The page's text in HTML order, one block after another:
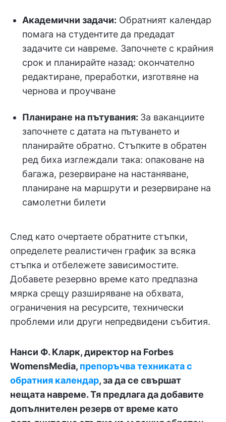
Академични задачи: Обратният календар
помага на студентите да предадат
задачите си навреме. Започнете с крайния
срок и планирайте назад: окончателно
редактиране, преработки, изготвяне на
чернова и проучване
Планиране на пътувания: За ваканциите
започнете с датата на пътуването и
планирайте обратно. Стъпките в обратен
ред биха изглеждали така: опаковане на
багажа, резервиране на настаняване,
планиране на маршрути и резервиране на
самолетни билети
След като очертаете обратните стъпки,
определете реалистичен график за всяка
стъпка и отбележете зависимостите.
Добавете резервно време като предпазна
мярка срещу разширяване на обхвата,
ограничения на ресурсите, технически
проблеми или други непредвидени събития.
Нанси Ф. Кларк, директор на Forbes
WomensMedia, препоръчва техниката с
обратния календар, за да се свършат
нещата навреме. Тя предлага да добавите
допълнителен резерв от време като